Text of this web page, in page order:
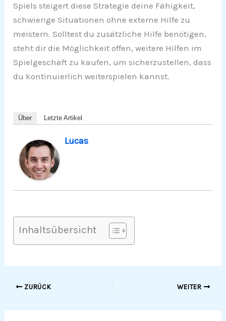
Spiels steigert diese Strategie deine Fähigkeit,
schwierige Situationen ohne externe Hilfe zu
meistern. Solltest du zusätzliche Hilfe benötigen,
steht dir die Möglichkeit offen, weitere Hilfen im
Spielgeschäft zu kaufen, um sicherzustellen, dass
du kontinuierlich weiterspielen kannst.
Über Letzte Artikel
Lucas
Inhaltsübersicht
ZURÜCK WEITER